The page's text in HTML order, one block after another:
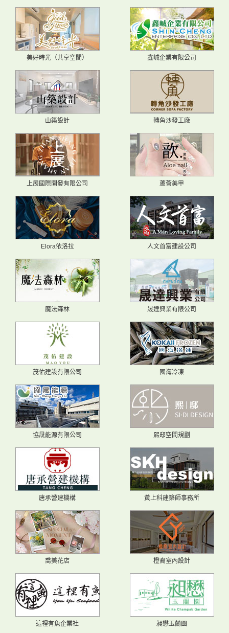
美好時光（共享空間） 鑫峸企業有限公司
山築設計 轉角沙發工廠
上展國際開發有限公司 蘆薈美甲
Elora依洛拉 人文首富建設公司
魔法森林 晟達興業有限公司
茂佑建設有限公司 國海冷凍
協晟能源有限公司 熙邸空間規劃
唐承營建機構 黃上科建築師事務所
喬美花店 橙裔室內設計
這裡有魚企業社 昶懋玉蘭園